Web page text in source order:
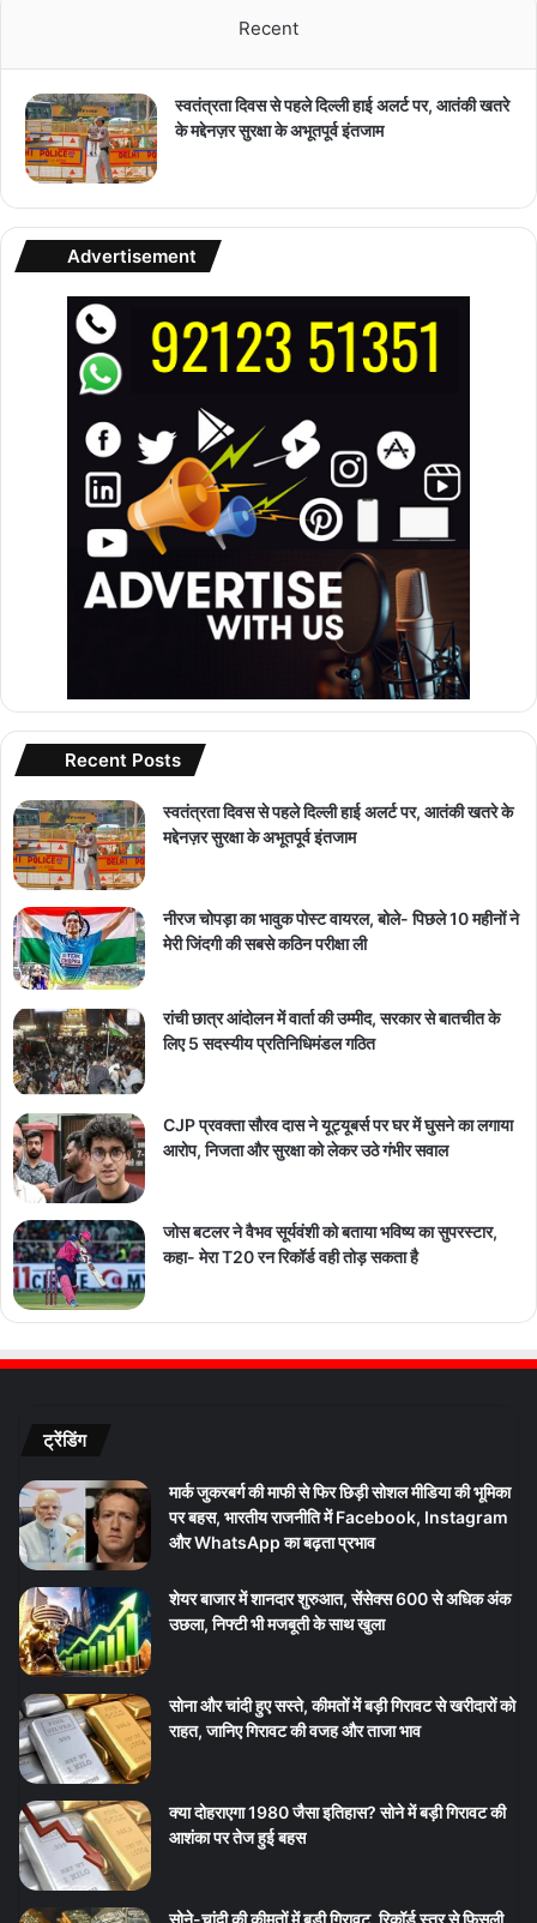
Recent
स्वतंत्रता दिवस से पहले दिल्ली हाई अलर्ट पर, आतंकी खतरे
के मद्देनज़र सुरक्षा के अभूतपूर्व इंतजाम
Advertisement
Recent Posts
स्वतंत्रता दिवस से पहले दिल्ली हाई अलर्ट पर, आतंकी खतरे के
मद्देनज़र सुरक्षा के अभूतपूर्व इंतजाम
नीरज चोपड़ा का भावुक पोस्ट वायरल, बोले- पिछले 10 महीनों ने
मेरी जिंदगी की सबसे कठिन परीक्षा ली
रांची छात्र आंदोलन में वार्ता की उम्मीद, सरकार से बातचीत के
लिए 5 सदस्यीय प्रतिनिधिमंडल गठित
CJP प्रवक्ता सौरव दास ने यूट्यूबर्स पर घर में घुसने का लगाया
आरोप, निजता और सुरक्षा को लेकर उठे गंभीर सवाल
जोस बटलर ने वैभव सूर्यवंशी को बताया भविष्य का सुपरस्टार,
कहा- मेरा T20 रन रिकॉर्ड वही तोड़ सकता है
ट्रेंडिंग
मार्क जुकरबर्ग की माफी से फिर छिड़ी सोशल मीडिया की भूमिका
पर बहस, भारतीय राजनीति में Facebook, Instagram
और WhatsApp का बढ़ता प्रभाव
शेयर बाजार में शानदार शुरुआत, सेंसेक्स 600 से अधिक अंक
उछला, निफ्टी भी मजबूती के साथ खुला
सोना और चांदी हुए सस्ते, कीमतों में बड़ी गिरावट से खरीदारों को
राहत, जानिए गिरावट की वजह और ताजा भाव
क्या दोहराएगा 1980 जैसा इतिहास? सोने में बड़ी गिरावट की
आशंका पर तेज हुई बहस
सोने-चांदी की कीमतों में बड़ी गिरावट, रिकॉर्ड स्तर से फिसली